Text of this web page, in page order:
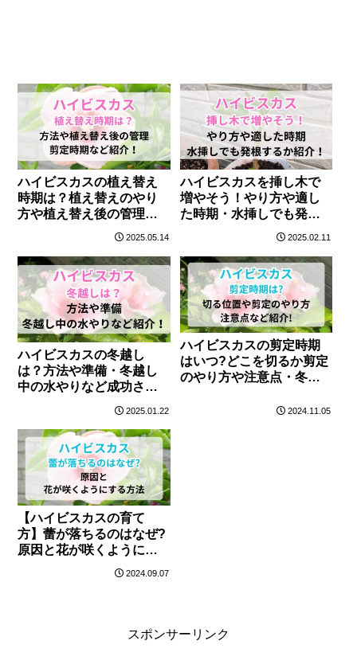
ハイビスカスの植え替え
時期は？植え替えのやり
方や植え替え後の管理・
剪定時期など紹介！
2025.05.14
ハイビスカスを挿し木で
増やそう！やり方や適し
た時期・水挿しでも発根
するかなど紹介！
2025.02.11
ハイビスカスの冬越し
は？方法や準備・冬越し
中の水やりなど成功させ
2025.01.22
ハイビスカスの剪定時期
はいつ?どこを切るか剪定
のやり方や注意点・冬越
2024.11.05
【ハイビスカスの育て
方】蕾が落ちるのはなぜ?
原因と花が咲くようにす
2024.09.07
スポンサーリンク